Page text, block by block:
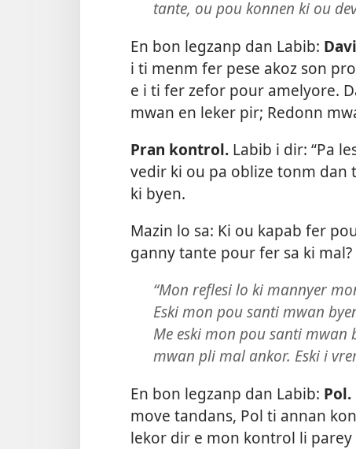
tante, ou pou konnen ki ou
En bon legzanp dan Labib:
i ti menm fer pese akoz son
e i ti fer zefor pour amelyore.
mwan en leker pir; Redonn
Pran kontrol. Labib i dir: “Pa
vedir ki ou pa oblize tonm dan
ki byen.
Mazin lo sa: Ki ou kapab fer
ganny tante pour fer sa ki mal?
“Mon reflesi lo ki mannyer
Eski mon pou santi mwan
Me eski mon pou santi
mwan pli mal ankor. Eski i
En bon legzanp dan Labib: Pol.
move tandans, Pol ti annan
lekor dir e mon kontrol li parey